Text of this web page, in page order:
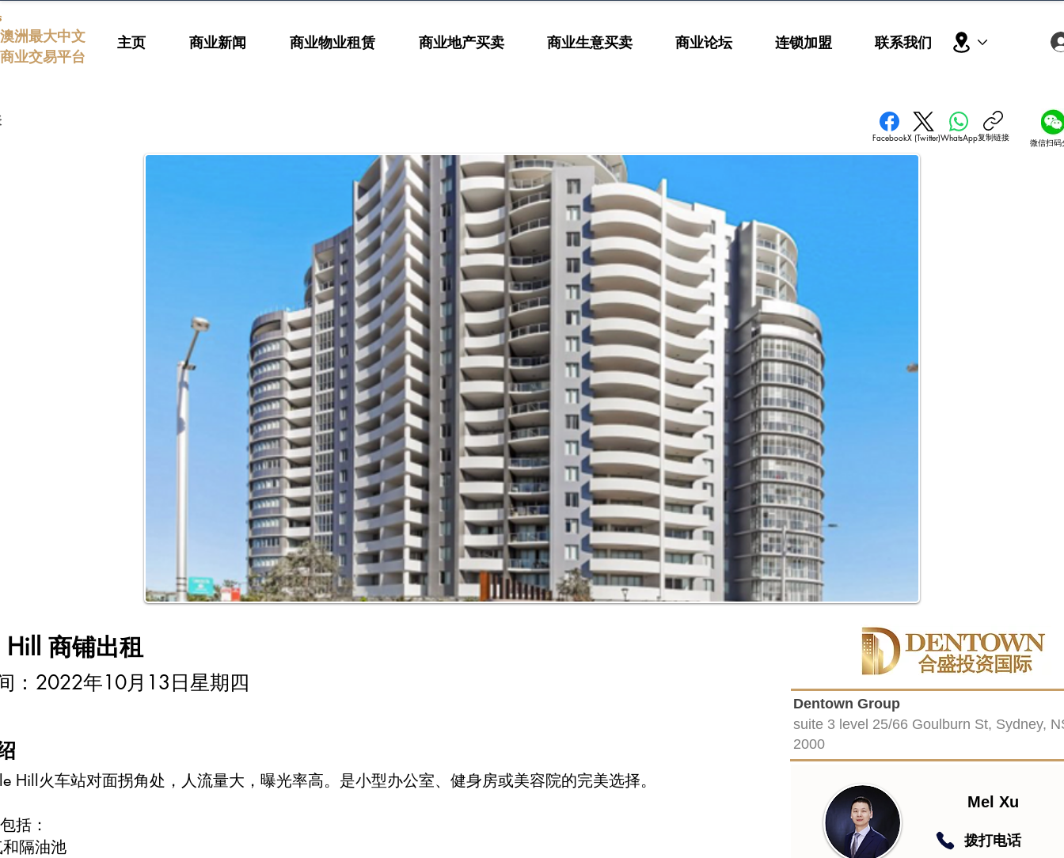
澳洲最大中文
商业交易平台
主页 商业新闻 商业物业租赁 商业地产买卖 商业生意买卖 商业论坛 连锁加盟 联系我们
微信扫码
FacebookX (Twitter)WhatsApp复制链接
Hill 商铺出租
： 2022年10月13日星期四
Hill火车站对面拐角处，人流量大，曝光率高。是小型办公室、健身房或美容院的完美选择。
括：
隔油池
suite 3 level 25/66 Goulburn St, Sydney,
2000
Dentown Group
Mel Xu
​拨打电话